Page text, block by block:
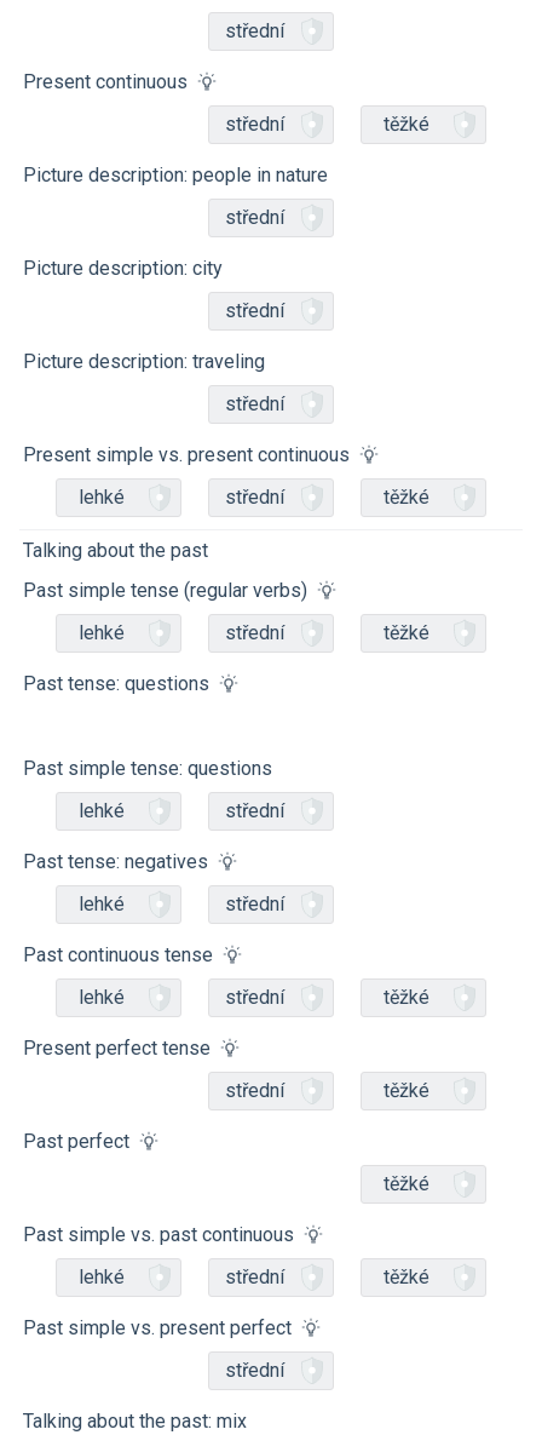
střední
Present continuous
střední
těžké
Picture description: people in nature
střední
Picture description: city
střední
Picture description: traveling
střední
Present simple vs. present continuous
lehké
střední těžké
Talking about the past
Past simple tense (regular verbs)
lehké
střední těžké
Past tense: questions
Past simple tense: questions
lehké
střední
Past tense: negatives
lehké
střední
Past continuous tense
lehké
střední těžké
Present perfect tense
střední
těžké
Past perfect
těžké
Past simple vs. past continuous
lehké
střední těžké
Past simple vs. present perfect
střední
Talking about the past: mix